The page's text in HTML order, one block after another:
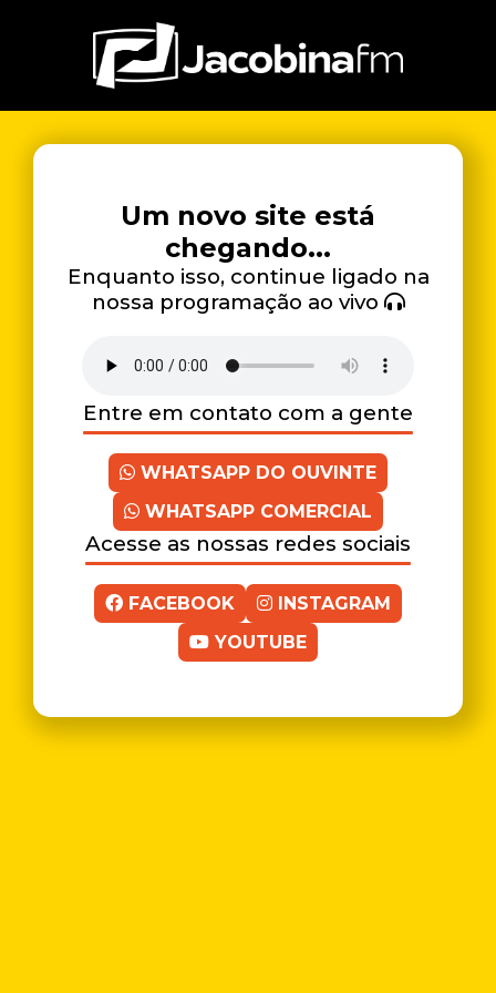
Um novo site está
chegando...
Enquanto isso, continue ligado na
nossa programação ao vivo
Entre em contato com a gente
WHATSAPP DO OUVINTE
WHATSAPP COMERCIAL
Acesse as nossas redes sociais
FACEBOOK
INSTAGRAM
YOUTUBE